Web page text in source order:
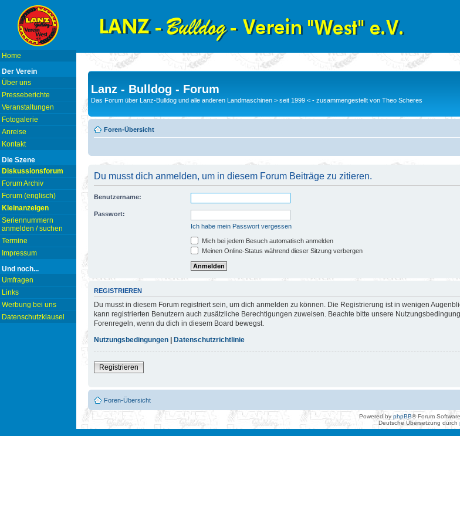
Home
Der Verein
Über uns
Presseberichte
Veranstaltungen
Fotogalerie
Anreise
Kontakt
Die Szene
Diskussionsforum
Forum Archiv
Forum (englisch)
Kleinanzeigen
Seriennummern
anmelden / suchen
Termine
Impressum
Und noch...
Umfragen
Links
Werbung bei uns
Datenschutzklausel
Lanz - Bulldog - Forum
Das Forum über Lanz-Bulldog und alle anderen Landmaschinen > seit 1999 < - zusammengestellt von Theo Scheres
Foren-Übersicht
Du musst dich anmelden, um in diesem Forum Beiträge zu zitieren.
Benutzername:
Passwort:
Ich habe mein Passwort vergessen
Mich bei jedem Besuch automatisch anmelden
Meinen Online-Status während dieser Sitzung verbergen
REGISTRIEREN
Du musst in diesem Forum registriert sein, um dich anmelden zu können. Die Registrierung ist in wenigen
kann registrierten Benutzern auch zusätzliche Berechtigungen zuweisen. Beachte bitte unsere
Forenregeln, wenn du dich in diesem Board bewegst.
Nutzungsbedingungen | Datenschutzrichtlinie
Registrieren
Foren-Übersicht
Powered by phpBB® Forum
Deutsche Übersetzung durch